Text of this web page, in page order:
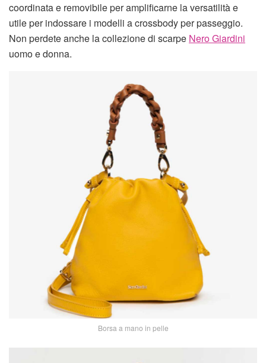
coordinata e removibile per amplificarne la versatilità e
utile per indossare i modelli a crossbody per passeggio.
Non perdete anche la collezione di scarpe Nero Giardini
uomo e donna.
Borsa a mano in pelle